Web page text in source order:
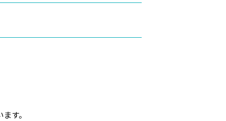
す。